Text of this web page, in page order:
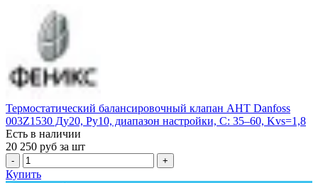
Термостатический балансировочный клапан AHT Danfoss
003Z1530 Ду20, Ру10, диапазон настройки, С: 35–60, Kvs=1,8
Есть в наличии
20 250 руб за шт
- +
Купить